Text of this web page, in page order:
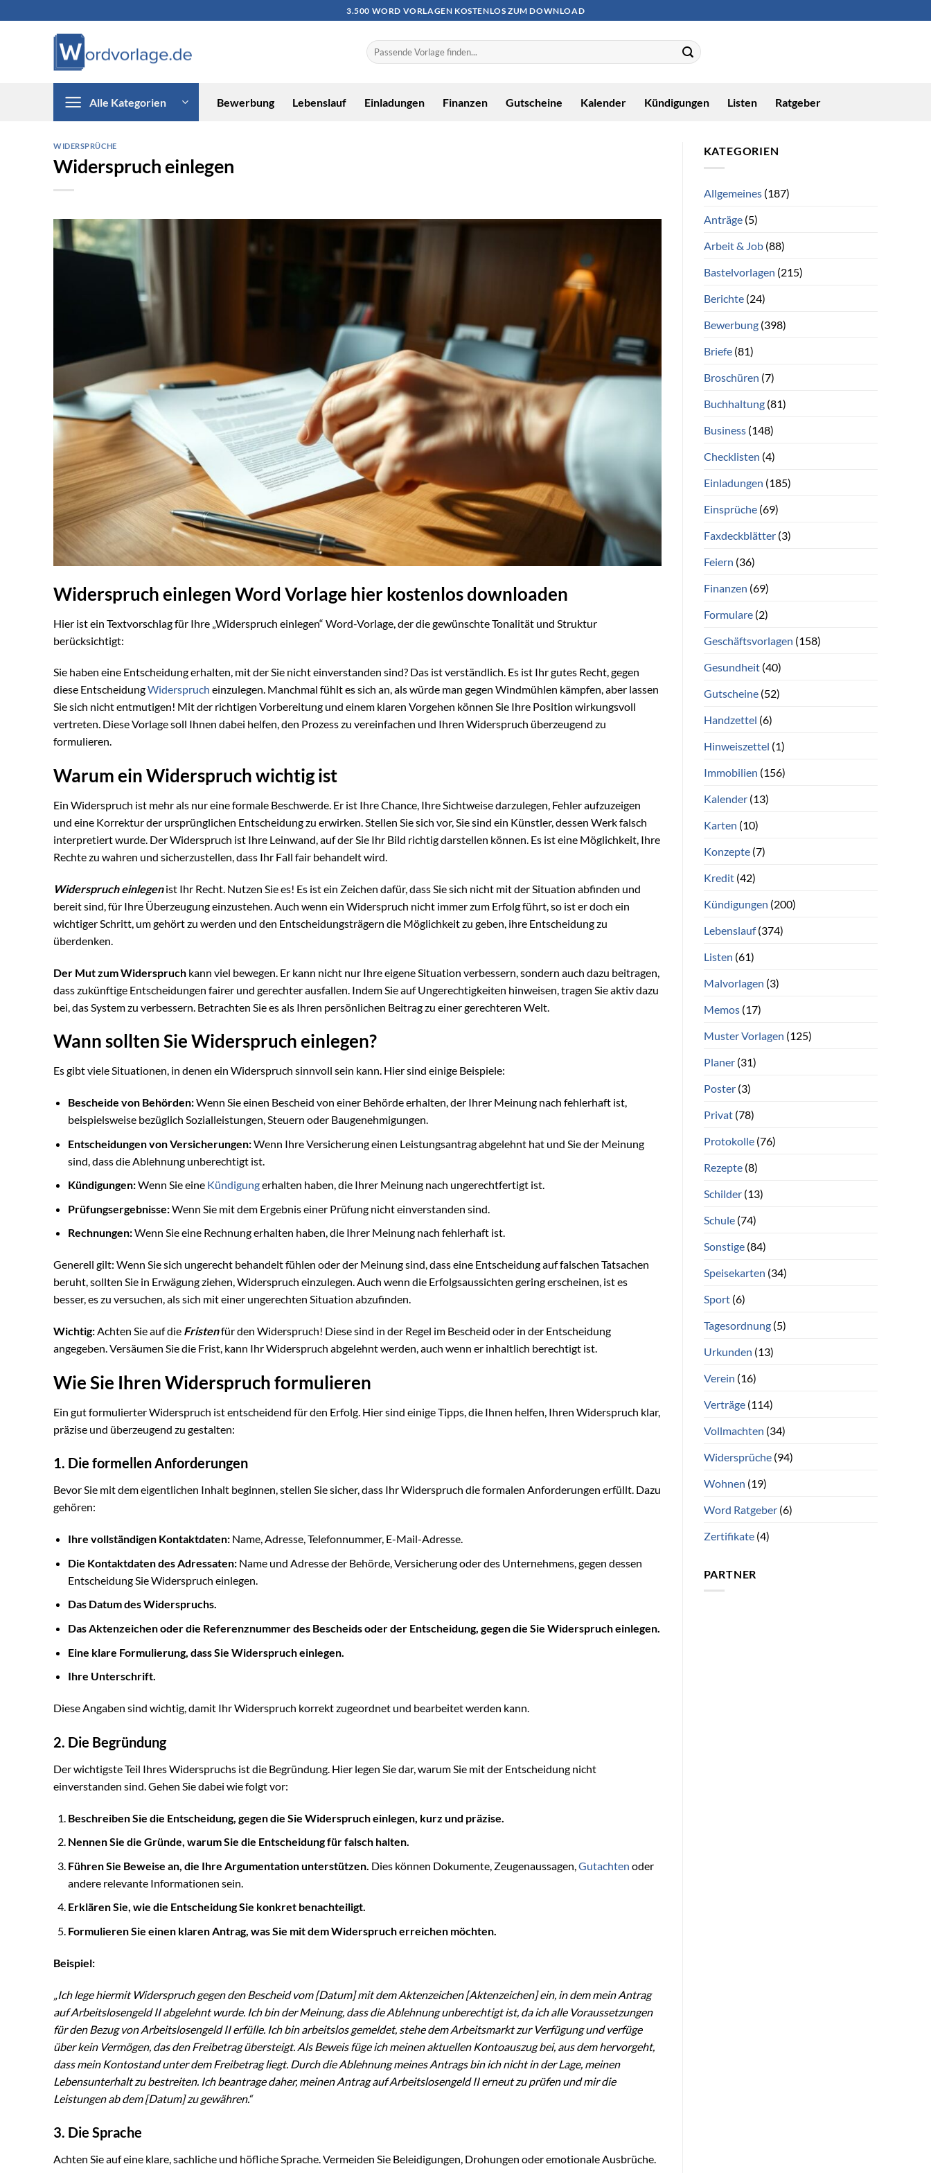
3.500 WORD VORLAGEN KOSTENLOS ZUM DOWNLOAD
Alle Kategorien Bewerbung Lebenslauf Einladungen Finanzen Gutscheine Kalender Kündigungen Listen Ratgeber
WIDERSPRÜCHE
Widerspruch einlegen
Widerspruch einlegen Word Vorlage hier kostenlos downloaden
Hier ist ein Textvorschlag für Ihre „Widerspruch einlegen“ Word-Vorlage, der die gewünschte Tonalität und Struktur
berücksichtigt:
Sie haben eine Entscheidung erhalten, mit der Sie nicht einverstanden sind? Das ist verständlich. Es ist Ihr gutes Recht, gegen
diese EntscheidungWiderspruch einzulegen. Manchmal fühlt es sich an, als würde man gegen Windmühlen kämpfen, aber lassen
Sie sich nicht entmutigen! Mit der richtigen Vorbereitung und einem klaren Vorgehen können Sie Ihre Position wirkungsvoll
vertreten. Diese Vorlage soll Ihnen dabei helfen, den Prozess zu vereinfachen und Ihren Widerspruch überzeugend zu
formulieren.
Warum ein Widerspruch wichtig ist
Ein Widerspruch ist mehr als nur eine formale Beschwerde. Er ist Ihre Chance, Ihre Sichtweise darzulegen, Fehler aufzuzeigen
und eine Korrektur der ursprünglichen Entscheidung zu erwirken. Stellen Sie sich vor, Sie sind ein Künstler, dessen Werk falsch
interpretiert wurde. Der Widerspruch ist Ihre Leinwand, auf der Sie Ihr Bild richtig darstellen können. Es ist eine Möglichkeit, Ihre
Rechte zu wahren und sicherzustellen, dass Ihr Fall fair behandelt wird.
Widerspruch einlegenist Ihr Recht. Nutzen Sie es! Es ist ein Zeichen dafür, dass Sie sich nicht mit der Situation abfinden und
bereit sind, für Ihre Überzeugung einzustehen. Auch wenn ein Widerspruch nicht immer zum Erfolg führt, so ist er doch ein
wichtiger Schritt, um gehört zu werden und den Entscheidungsträgern die Möglichkeit zu geben, ihre Entscheidung zu
überdenken.
Der Mut zum Widerspruch kann viel bewegen. Er kann nicht nur Ihre eigene Situation verbessern, sondern auch dazu beitragen,
dass zukünftige Entscheidungen fairer und gerechter ausfallen. Indem Sie auf Ungerechtigkeiten hinweisen, tragen Sie aktiv dazu
bei, das System zu verbessern. Betrachten Sie es als Ihren persönlichen Beitrag zu einer gerechteren Welt.
Wann sollten Sie Widerspruch einlegen?
Es gibt viele Situationen, in denen ein Widerspruch sinnvoll sein kann. Hier sind einige Beispiele:
Bescheide von Behörden:Wenn Sie einen Bescheid von einer Behörde erhalten, der Ihrer Meinung nach fehlerhaft ist,
beispielsweise bezüglich Sozialleistungen, Steuern oder Baugenehmigungen.
Entscheidungen von Versicherungen:Wenn Ihre Versicherung einen Leistungsantrag abgelehnt hat und Sie der Meinung
sind, dass die Ablehnung unberechtigt ist.
Kündigungen:Wenn Sie eine Kündigungerhalten haben, die Ihrer Meinung nach ungerechtfertigt ist.
Prüfungsergebnisse:Wenn Sie mit dem Ergebnis einer Prüfung nicht einverstanden sind.
Rechnungen:Wenn Sie eine Rechnung erhalten haben, die Ihrer Meinung nach fehlerhaft ist.
Generell gilt: Wenn Sie sich ungerecht behandelt fühlen oder der Meinung sind, dass eine Entscheidung auf falschen Tatsachen
beruht, sollten Sie in Erwägung ziehen, Widerspruch einzulegen. Auch wenn die Erfolgsaussichten gering erscheinen, ist es
besser, es zu versuchen, als sich mit einer ungerechten Situation abzufinden.
Wichtig:Achten Sie auf die Fristenfür den Widerspruch! Diese sind in der Regel im Bescheid oder in der Entscheidung
angegeben. Versäumen Sie die Frist, kann Ihr Widerspruch abgelehnt werden, auch wenn er inhaltlich berechtigt ist.
Wie Sie Ihren Widerspruch formulieren
Ein gut formulierter Widerspruch ist entscheidend für den Erfolg. Hier sind einige Tipps, die Ihnen helfen, Ihren Widerspruch klar,
präzise und überzeugend zu gestalten:
1. Die formellen Anforderungen
Bevor Sie mit dem eigentlichen Inhalt beginnen, stellen Sie sicher, dass Ihr Widerspruch die formalen Anforderungen erfüllt. Dazu
gehören:
Ihre vollständigen Kontaktdaten:Name, Adresse, Telefonnummer, E-Mail-Adresse.
Die Kontaktdaten des Adressaten:Name und Adresse der Behörde, Versicherung oder des Unternehmens, gegen dessen
Entscheidung Sie Widerspruch einlegen.
Das Datum des Widerspruchs.
Das Aktenzeichen oder die Referenznummer des Bescheids oder der Entscheidung, gegen die Sie Widerspruch einlegen.
Eine klare Formulierung, dass Sie Widerspruch einlegen.
Ihre Unterschrift.
Diese Angaben sind wichtig, damit Ihr Widerspruch korrekt zugeordnet und bearbeitet werden kann.
2. Die Begründung
Der wichtigste Teil Ihres Widerspruchs ist die Begründung. Hier legen Sie dar, warum Sie mit der Entscheidung nicht
einverstanden sind. Gehen Sie dabei wie folgt vor:
Beschreiben Sie die Entscheidung, gegen die Sie Widerspruch einlegen, kurz und präzise.
Nennen Sie die Gründe, warum Sie die Entscheidung für falsch halten.
Führen Sie Beweise an, die Ihre Argumentation unterstützen. Dies können Dokumente, Zeugenaussagen, Gutachten oder
andere relevante Informationen sein.
Erklären Sie, wie die Entscheidung Sie konkret benachteiligt.
Formulieren Sie einen klaren Antrag, was Sie mit dem Widerspruch erreichen möchten.
Beispiel:
„Ich lege hiermit Widerspruch gegen den Bescheid vom [Datum] mit dem Aktenzeichen [Aktenzeichen] ein, in dem mein Antrag
auf Arbeitslosengeld II abgelehnt wurde. Ich bin der Meinung, dass die Ablehnung unberechtigt ist, da ich alle Voraussetzungen
für den Bezug von Arbeitslosengeld II erfülle. Ich bin arbeitslos gemeldet, stehe dem Arbeitsmarkt zur Verfügung und verfüge
über kein Vermögen, das den Freibetrag übersteigt. Als Beweis füge ich meinen aktuellen Kontoauszug bei, aus dem hervorgeht,
dass mein Kontostand unter dem Freibetrag liegt. Durch die Ablehnung meines Antrags bin ich nicht in der Lage, meinen
Lebensunterhalt zu bestreiten. Ich beantrage daher, meinen Antrag auf Arbeitslosengeld II erneut zu prüfen und mir die
Leistungen ab dem [Datum] zu gewähren.“
3. Die Sprache
Achten Sie auf eine klare, sachliche und höfliche Sprache. Vermeiden Sie Beleidigungen, Drohungen oder emotionale Ausbrüche.
KATEGORIEN
Allgemeines(187)
Anträge(5)
Arbeit & Job(88)
Bastelvorlagen (215)
Berichte(24)
Bewerbung(398)
Briefe(81)
Broschüren (7)
Buchhaltung(81)
Business(148)
Checklisten (4)
Einladungen (185)
Einsprüche(69)
Faxdeckblätter(3)
Feiern (36)
Finanzen (69)
Formulare(2)
Geschäftsvorlagen (158)
Gesundheit(40)
Gutscheine(52)
Handzettel (6)
Hinweiszettel (1)
Immobilien (156)
Kalender(13)
Karten (10)
Konzepte(7)
Kredit(42)
Kündigungen (200)
Lebenslauf(374)
Listen (61)
Malvorlagen (3)
Memos(17)
Muster Vorlagen (125)
Planer(31)
Poster(3)
Privat(78)
Protokolle(76)
Rezepte(8)
Schilder(13)
Schule(74)
Sonstige(84)
Speisekarten (34)
Sport(6)
Tagesordnung(5)
Urkunden (13)
Verein (16)
Verträge(114)
Vollmachten (34)
Widersprüche(94)
Wohnen (19)
Word Ratgeber(6)
Zertifikate(4)
PARTNER